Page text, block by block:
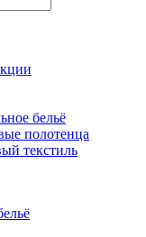
бельё
полотенца
текстиль